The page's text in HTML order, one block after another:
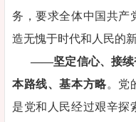
务，要求全体中国共产
造无愧于时代和人民的新
——坚定信心、接续
本路线、基本方略。党
是党和人民经过艰辛探